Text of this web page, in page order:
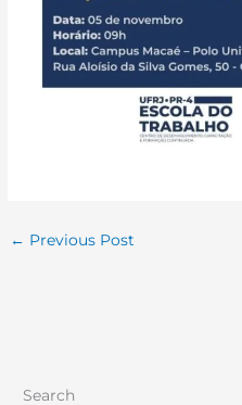
← Previous Post
Search